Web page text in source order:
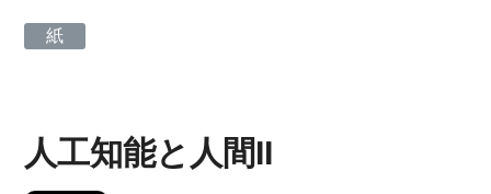
紙
人工知能と人間II